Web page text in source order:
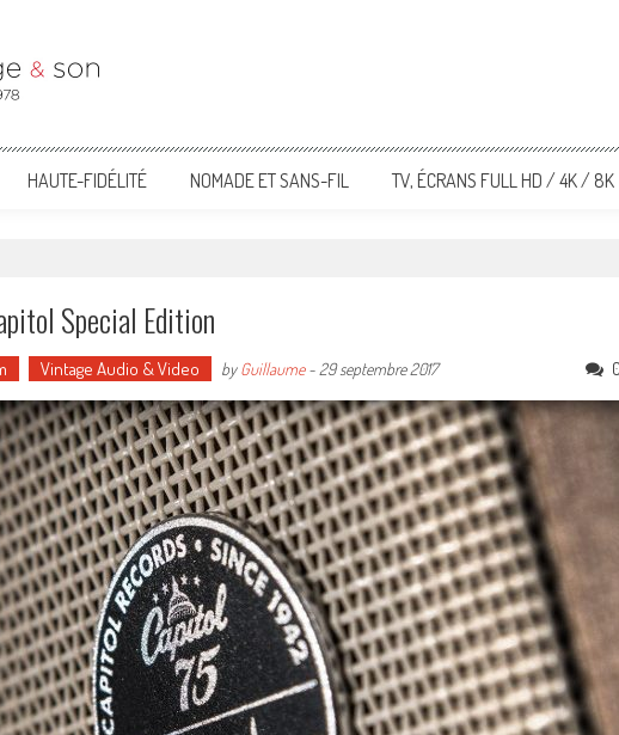
HAUTE-FIDÉLITÉ NOMADE ET SANS-FIL TV, ÉCRANS FULL HD / 4K / 8K
Special Edition
Vintage Audio & Video byGuillaume- 29 septembre 2017